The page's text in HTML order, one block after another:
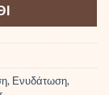
, Ενυδάτωση,